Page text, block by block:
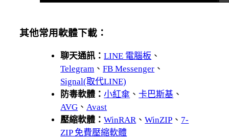
其他常用軟體下載：
聊天通訊：LINE 電腦板 、
Telegram 、FB Messenger 、
Signal(取代LINE)
防毒軟體：小紅傘 、卡巴斯基 、
AVG 、 Avast
壓縮軟體：WinRAR 、WinZIP 、 7-
ZIP 免費壓縮軟體